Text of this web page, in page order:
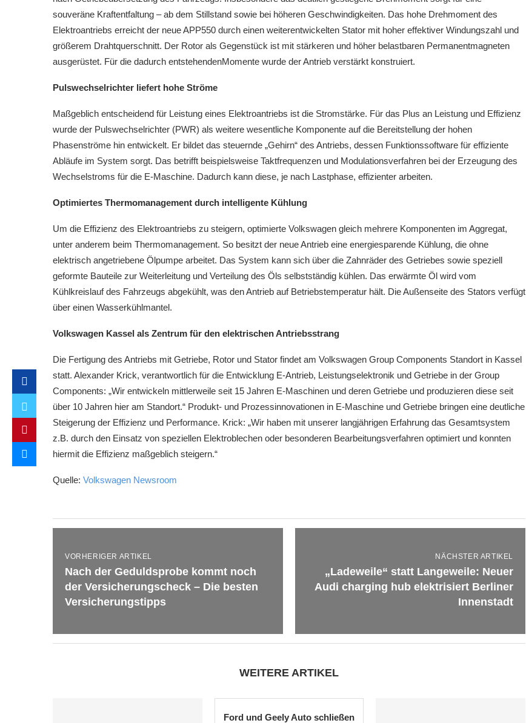
souveräne Kraftentfaltung – ab dem Stillstand sowie bei höheren Geschwindigkeiten. Das hohe Drehmoment des
Elektroantriebs erreicht der neue APP550 durch einen weiterentwickelten Stator mit hoher effektiver Windungszahl und
größerem Drahtquerschnitt. Der Rotor als Gegenstück ist mit stärkeren und höher belastbaren Permanentmagneten
ausgerüstet. Für die dadurch entstehendenMomente wurde der Antrieb verstärkt konstruiert.
Pulswechselrichter liefert hohe Ströme
Maßgeblich entscheidend für Leistung eines Elektroantriebs ist die Stromstärke. Für das Plus an Leistung und Effizienz
wurde der Pulswechselrichter (PWR) als weitere wesentliche Komponente auf die Bereitstellung der hohen
Phasenströme hin entwickelt. Er bildet das steuernde „Gehirn“ des Antriebs, dessen Funktionssoftware für effiziente
Abläufe im System sorgt. Das betrifft beispielsweise Taktfrequenzen und Modulationsverfahren bei der Erzeugung des
Wechselstroms für die E-Maschine. Dadurch kann diese, je nach Lastphase, effizienter arbeiten.
Optimiertes Thermomanagement durch intelligente Kühlung
Um die Effizienz des Elektroantriebs zu steigern, optimierte Volkswagen gleich mehrere Komponenten im Aggregat,
unter anderem beim Thermomanagement. So besitzt der neue Antrieb eine energiesparende Kühlung, die ohne
elektrisch angetriebene Ölpumpe arbeitet. Das System kann sich über die Zahnräder des Getriebes sowie speziell
geformte Bauteile zur Weiterleitung und Verteilung des Öls selbstständig kühlen. Das erwärmte Öl wird vom
Kühlkreislauf des Fahrzeugs abgekühlt, was den Antrieb auf Betriebstemperatur hält. Die Außenseite des Stators verfügt
über einen Wasserkühlmantel.
Volkswagen Kassel als Zentrum für den elektrischen Antriebsstrang
Die Fertigung des Antriebs mit Getriebe, Rotor und Stator findet am Volkswagen Group Components Standort in Kassel
statt. Alexander Krick, verantwortlich für die Entwicklung E-Antrieb, Leistungselektronik und Getriebe in der Group
Components: „Wir entwickeln mittlerweile seit 15 Jahren E-Maschinen und deren Getriebe und produzieren diese seit
über 10 Jahren hier am Standort.“ Produkt- und Prozessinnovationen in E-Maschine und Getriebe bringen eine deutliche
Steigerung der Effizienz und Performance. Krick: „Wir haben mit unserer langjährigen Erfahrung das Gesamtsystem
z.B. durch den Einsatz von speziellen Elektroblechen oder besonderen Bearbeitungsverfahren optimiert und konnten
hiermit die Effizienz maßgeblich steigern.“
Quelle: Volkswagen Newsroom
VORHERIGER ARTIKEL
Nach der Geduldsprobe kommt noch
der Versicherungscheck – Die besten
Versicherungstipps
NÄCHSTER ARTIKEL
„Ladeweile“ statt Langeweile: Neuer
Audi charging hub elektrisiert Berliner
Innenstadt
WEITERE ARTIKEL
Ford und Geely Auto schließen